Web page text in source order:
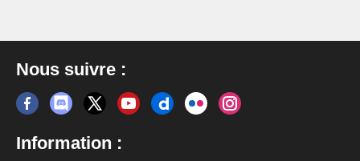
Nous suivre :
Information :